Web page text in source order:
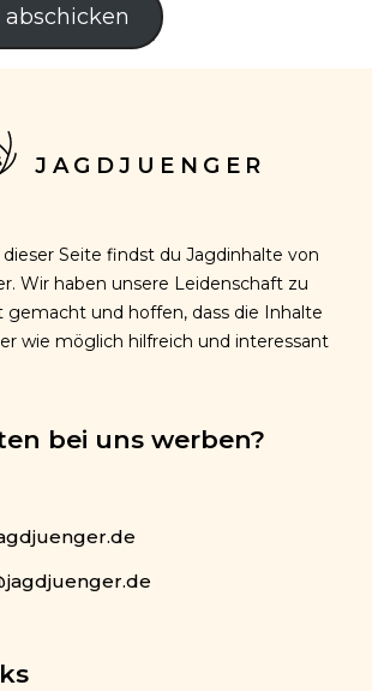
JAGDJUENGER
Seite findst du Jagdinhalte von
Wir haben unsere Leidenschaft zu
gemacht und hoffen, dass die Inhalte
wie möglich hilfreich und interessant
bei uns werben?